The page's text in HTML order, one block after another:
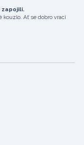
zapojili.
kouzlo. Ať se dobro vrací